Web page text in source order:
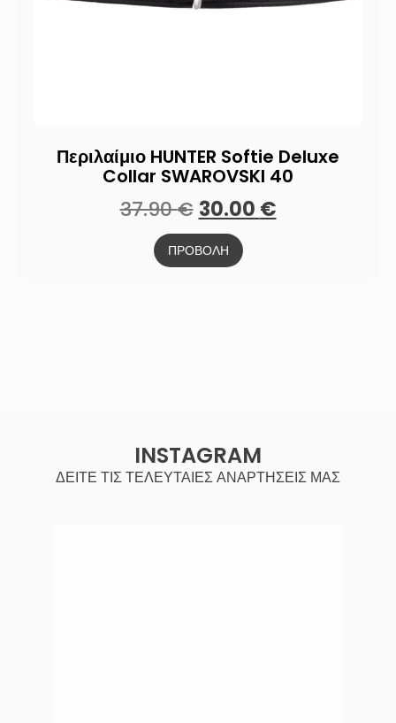
Περιλαίμιο HUNTER Softie Deluxe
Collar SWAROVSKI 40
37.90€ 30.00 €
ΠΡΟΒΟΛΗ
INSTAGRAM
ΔΕΙΤΕ ΤΙΣ ΤΕΛΕΥΤΑΙΕΣ ΑΝΑΡΤΗΣΕΙΣ ΜΑΣ